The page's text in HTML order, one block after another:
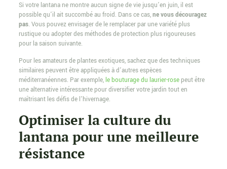
Si votre lantana ne montre aucun signe de vie jusqu’en juin, il est
possible qu’il ait succombé au froid. Dans ce cas,ne vous découragez
pas. Vous pouvez envisager de le remplacer par une variété plus
rustique ou adopter des méthodes de protection plus rigoureuses
pour la saison suivante.
Pour les amateurs de plantes exotiques, sachez que des techniques
similaires peuvent être appliquées à d’autres espèces
méditerranéennes. Par exemple, le bouturage du laurier-rosepeut être
une alternative intéressante pour diversifier votre jardin tout en
maîtrisant les défis de l’hivernage.
Optimiser la culture du
lantana pour une meilleure
résistance